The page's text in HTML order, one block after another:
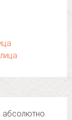
абсолютно